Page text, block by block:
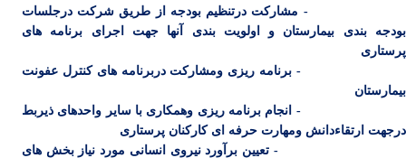
- مشارکت درتنظیم بودجه از طریق شرکت درجلسات
بودجه بندی بیمارستان و اولویت بندی آنها جهت اجرای برنامه های
پرستاری
- برنامه ریزی ومشارکت دربرنامه های کنترل عفونت
بیمارستان
- انجام برنامه ریزی وهمکاری با سایر واحدهای ذیربط
درجهت ارتقاءدانش ومهارت حرفه ای کارکنان پرستاری
- تعیین برآورد نیروی انسانی مورد نیاز بخش های